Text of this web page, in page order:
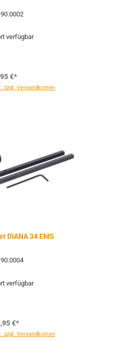
verfügbar
€*
zzgl. Versandkosten
DIANA 34 EMS
verfügbar
€*
zzgl. Versandkosten